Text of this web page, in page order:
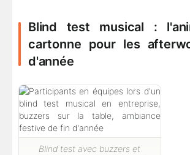
Blind test musical :
cartonne pour les
d'année
Blind test avec buzzers et